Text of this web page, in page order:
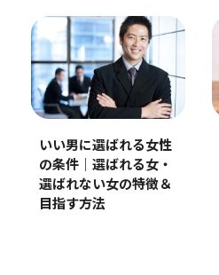
いい男に選ばれる女性
の条件｜選ばれる女・
選ばれない女の特徴＆
目指す方法